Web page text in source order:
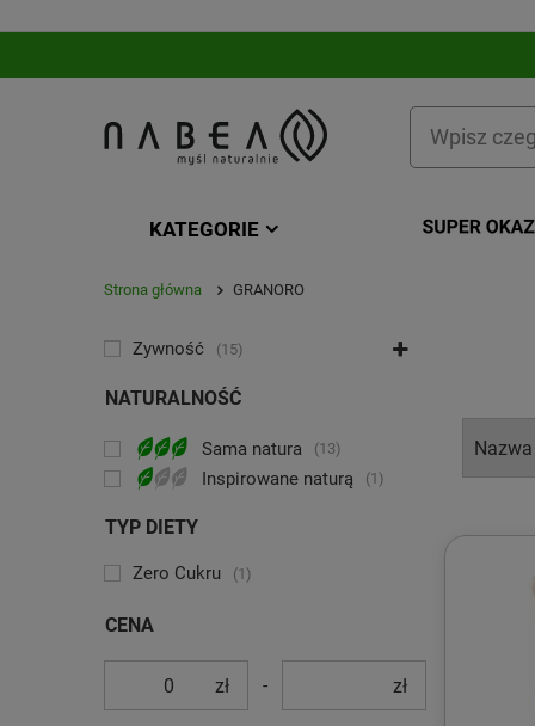
KATEGORIE
Strona główna GRANORO
KATEGORIA
Żywność 15
NATURALNOŚĆ
Sama natura 13
Inspirowane naturą 1
TYP DIETY
Zero Cukru 1
CENA
zł - zł